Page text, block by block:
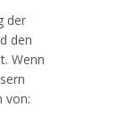
der
den
Wenn
von: